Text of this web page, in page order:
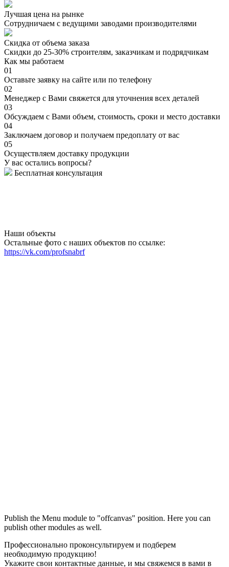
Лучшая цена на рынке
Сотрудничаем с ведущими заводами производителями
Скидка от объема заказа
Скидки до 25-30% строителям, заказчикам и подрядчикам
Как мы работаем
01
Оставьте заявку на сайте или по телефону
02
Менеджер с Вами свяжется для уточнения всех деталей
03
Обсуждаем с Вами объем, стоимость, сроки и место доставки
04
Заключаем договор и получаем предоплату от вас
05
Осуществляем доставку продукции
У вас остались вопросы?
Бесплатная консультация
Наши объекты
Остальные фото с наших объектов по ссылке:
https://vk.com/profsnabrf
Publish the Menu module to "offcanvas" position. Here you can
publish other modules as well.
М ● консультант ПРОФСНАБ
Профессионально проконсультируем и подберем
необходимую продукцию!
Укажите свои контактные данные, и мы свяжемся в вами в